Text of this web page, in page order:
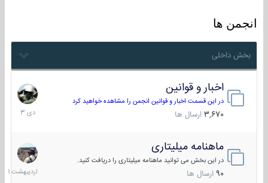
انجمن ها
بخش داخلی
اخبار و قوانین
در این قسمت اخبار و قوانین انجمن را مشاهده خواهید کرد
3,670 ارسال ها
22
دی
1403
ماهنامه میلیتاری
در این بخش می توانید ماهنامه میلیتاری را دریافت کنید.
90 ارسال ها
30
1401